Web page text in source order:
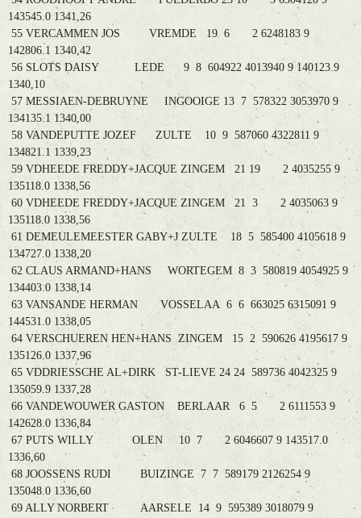
143545.0 1341,26
55 VERCAMMEN JOS VREMDE 19 6 2 6248183 9
142806.1 1340,42
56 SLOTS DAISY LEDE 9 8 604922 4013940 9 140123.9
1340,10
57 MESSIAEN-DEBRUYNE INGOOIGE 13 7 578322 3053970 9
134135.1 1340,00
58 VANDEPUTTE JOZEF ZULTE 10 9 587060 4322811 9
134821.1 1339,23
59 VDHEEDE FREDDY+JACQUE ZINGEM 21 19 2 4035255 9
135118.0 1338,56
60 VDHEEDE FREDDY+JACQUE ZINGEM 21 3 2 4035063 9
135118.0 1338,56
61 DEMEULEMEESTER GABY+J ZULTE 18 5 585400 4105618 9
134727.0 1338,20
62 CLAUS ARMAND+HANS WORTEGEM 8 3 580819 4054925 9
134403.0 1338,14
63 VANSANDE HERMAN VOSSELAA 6 6 663025 6315091 9
144531.0 1338,05
64 VERSCHUEREN HEN+HANS ZINGEM 15 2 590626 4195617 9
135126.0 1337,96
65 VDDRIESSCHE AL+DIRK ST-LIEVE 24 24 589736 4042325 9
135059.9 1337,28
66 VANDEWOUWER GASTON BERLAAR 6 5 2 6111553 9
142628.0 1336,84
67 PUTS WILLY OLEN 10 7 2 6046607 9 143517.0
1336,60
68 JOOSSENS RUDI BUIZINGE 7 7 589179 2126254 9
135048.0 1336,60
69 ALLY NORBERT AARSELE 14 9 595389 3018079 9